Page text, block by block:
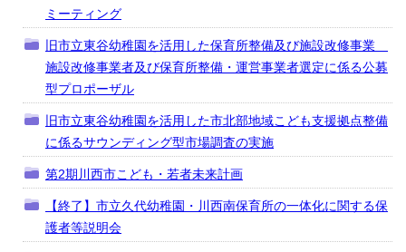
ミーティング
旧市立東谷幼稚園を活用した保育所整備及び施設改修事業
施設改修事業者及び保育所整備・運営事業者選定に係る公募
型プロポーザル
旧市立東谷幼稚園を活用した市北部地域こども支援拠点整備
に係るサウンディング型市場調査の実施
第2期川西市こども・若者未来計画
【終了】市立久代幼稚園・川西南保育所の一体化に関する保
護者等説明会